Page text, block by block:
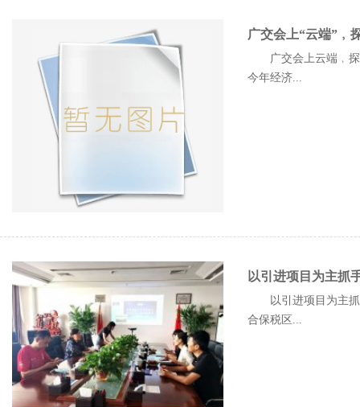
广交会上“云端”﹐
广交会上云端﹐
今年经济...
以引进项目为主抓
以引进项目为主
合保税区...